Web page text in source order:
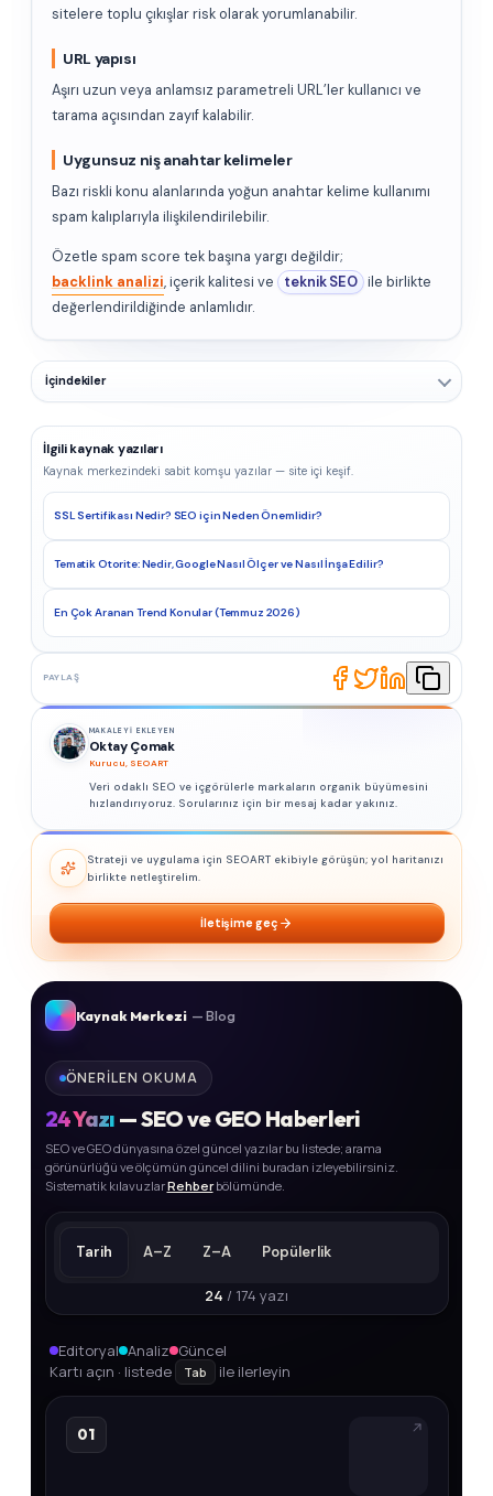
sitelere toplu çıkışlar risk olarak yorumlanabilir.
URL yapısı
Aşırı uzun veya anlamsız parametreli URL’ler kullanıcı ve
tarama açısından zayıf kalabilir.
Uygunsuz niş anahtar kelimeler
Bazı riskli konu alanlarında yoğun anahtar kelime kullanımı
spam kalıplarıyla ilişkilendirilebilir.
Özetle spam score tek başına yargı değildir;
backlink analizi, içerik kalitesi ve teknik SEO ile birlikte
değerlendirildiğinde anlamlıdır.
İçindekiler
İlgili kaynak yazıları
Kaynak merkezindeki sabit komşu yazılar — site içi keşif.
SSL Sertifikası Nedir? SEO için Neden Önemlidir?
Tematik Otorite: Nedir, Google Nasıl Ölçer ve Nasıl İnşa Edilir?
En Çok Aranan Trend Konular (Temmuz 2026)
PAYLAŞ
MAKALEYI EKLEYEN
Oktay Çomak
Kurucu, SEOART
Veri odaklı SEO ve içgörülerle markaların organik büyümesini
hızlandırıyoruz. Sorularınız için bir mesaj kadar yakınız.
Strateji ve uygulama için SEOART ekibiyle görüşün; yol haritanızı
birlikte netleştirelim.
İletişime geç
Kaynak Merkezi — Blog
ÖNERILEN OKUMA
24Yazı — SEO ve GEO Haberleri
SEO ve GEO dünyasına özel güncel yazılar bu listede; arama
görünürlüğü ve ölçümün güncel dilini buradan izleyebilirsiniz.
Sistematik kılavuzlarRehber bölümünde.
Tarih A–Z Z–A Popülerlik
24 / 174 yazı
Editoryal Analiz Güncel
Kartı açın · listede
Tab ile ilerleyin
01